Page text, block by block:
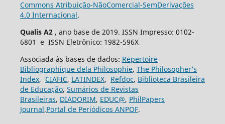
Commons Atribuição-NãoComercial-SemDerivações
4.0 Internacional.
Qualis A2 , ano base de 2019. ISSN Impresso: 0102-
6801 e ISSN Eletrônico: 1982-596X
Associada às bases de dados: Repertoire
Bibliographique dela Philosophie, The Philosopher’s
Index, CIAFIC, LATINDEX, Refdoc, Biblioteca Brasileira
de Educação, Sumários de Revistas
Brasileiras, DIADORIM, EDUC@, PhilPapers
Journal,Portal de Periódicos ANPOF.